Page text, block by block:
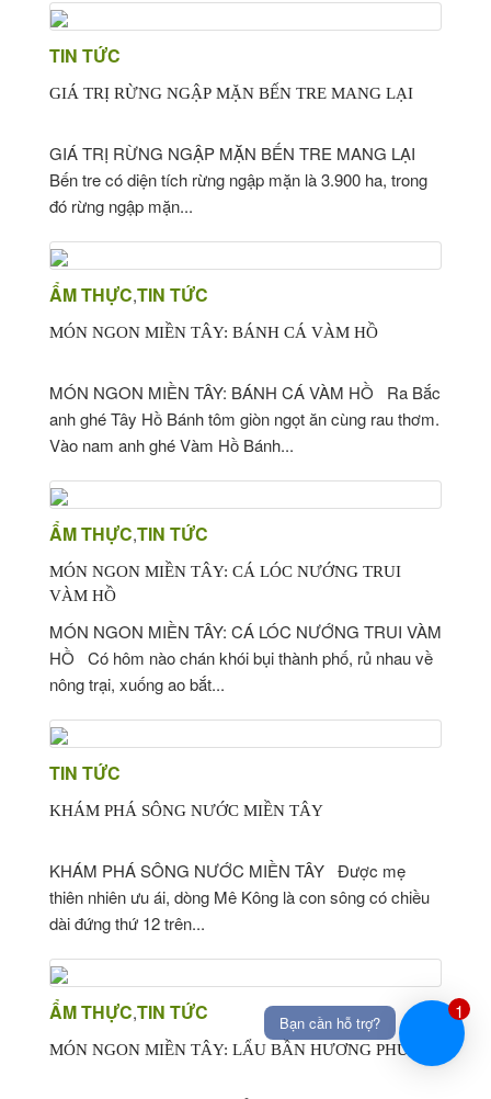
TIN TỨC
GIÁ TRỊ RỪNG NGẬP MẶN BẾN TRE MANG LẠI
GIÁ TRỊ RỪNG NGẬP MẶN BẾN TRE MANG LẠI
Bến tre có diện tích rừng ngập mặn là 3.900 ha, trong
đó rừng ngập mặn...
ẨM THỰC,TIN TỨC
MÓN NGON MIỀN TÂY: BÁNH CÁ VÀM HỒ
MÓN NGON MIỀN TÂY: BÁNH CÁ VÀM HỒ Ra Bắc
anh ghé Tây Hồ Bánh tôm giòn ngọt ăn cùng rau thơm.
Vào nam anh ghé Vàm Hồ Bánh...
ẨM THỰC,TIN TỨC
MÓN NGON MIỀN TÂY: CÁ LÓC NƯỚNG TRUI
VÀM HỒ
MÓN NGON MIỀN TÂY: CÁ LÓC NƯỚNG TRUI VÀM
HỒ Có hôm nào chán khói bụi thành phố, rủ nhau về
nông trại, xuống ao bắt...
TIN TỨC
KHÁM PHÁ SÔNG NƯỚC MIỀN TÂY
KHÁM PHÁ SÔNG NƯỚC MIỀN TÂY Được mẹ
thiên nhiên ưu ái, dòng Mê Kông là con sông có chiều
dài đứng thứ 12 trên...
ẨM THỰC,TIN TỨC
MÓN NGON MIỀN TÂY: LẨU BẦN HƯƠNG PHÙ SA
1
Bạn cần hỗ trợ?